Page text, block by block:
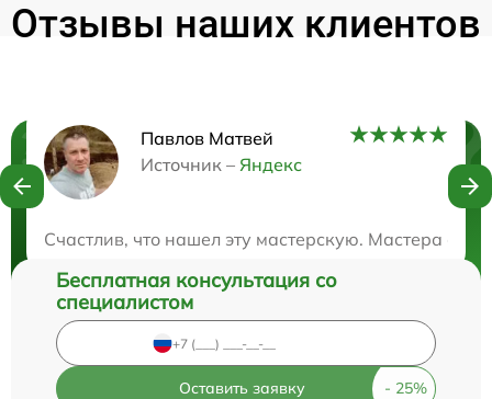
Отзывы наших клиентов
Павлов Матвей
Источник – Яндекс
Счастлив, что нашел эту мастерскую. Мастера
Нужна консультация?
Бесплатная консультация со
специалистом
Оставить заявку